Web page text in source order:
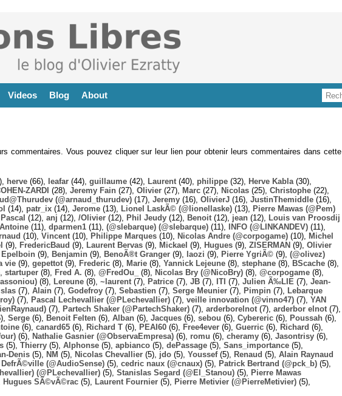
Videos Blog About
commentaires. Vous pouvez cliquer sur leur lien pour obtenir leurs commentaires dans cette
herve (66), leafar (44), guillaume (42), Laurent (40), philippe (32), Herve Kabla (30),
ZARDI (28), Jeremy Fain (27), Olivier (27), Marc (27), Nicolas (25), Christophe (22),
(@arnaud_thurudev) (17), Jeremy (16), OlivierJ (16), JustinThemiddle (16),
(14), patr_ix (14), Jerome (13), Lionel LaskÃ© (@lionellaske) (13),
Pierre Mawas (@Pem)
Pascal (12), anj (12), /Olivier (12), Phil Jeudy (12), Benoit (12), jean (12),
Louis van Proosdij
(11), dparmen1 (11), (@slebarque) (@slebarque) (11), INFO (@LINKANDEV) (11),
(10), Vincent (10), Philippe Marques (10), Nicolas Andre (@corpogame) (10),
Michel
(9), FredericBaud (9), Laurent Bervas (9), Mickael (9), Hugues (9), ZISERMAN (9), Olivier
Epelboin (9), Benjamin (9), BenoÃ®t Granger (9), laozi (9), Pierre YgriÃ© (9), (@olivez)
vie (9), gepettot (9), Frederic (8), Marie (8), Yannick Lejeune (8), stephane (8), BScache (8),
startuper (8), Fred A. (8), @FredOu_ (8), Nicolas Bry (@NicoBry) (8), @corpogame (8),
(8), Lereune (8), ~laurent (7), Patrice (7), JB (7), ITI (7), Julien Ã‰LIE (7), Jean-
(7), Alain (7), Godefroy (7), Sebastien (7), Serge Meunier (7), Pimpin (7),
Lebarque
(7), Pascal Lechevallier (@PLechevallier) (7), veille innovation (@vinno47) (7), YAN
(7), Partech Shaker (@PartechShaker) (7), arderborelnot (7), arderbor elnot (7),
Serge (6), Benoit Felten (6), Alban (6), Jacques (6), sebou (6), Cybereric (6), Poussah (6),
(6), canard65 (6), Richard T (6), PEAI60 (6), Free4ever (6), Guerric (6), Richard (6),
(6), Nathalie Gasnier (@ObservaEmpresa) (6), romu (6), cheramy (6), Jasontrisy (6),
(5), Thierry (5), Alphonse (5), apbianco (5), dePassage (5), Sans_importance (5),
Denis (5), NM (5), Nicolas Chevallier (5), jdo (5), Youssef(5), Renaud (5), Alain Raynaud
(@AudioSense) (5), cedric naux (@cnaux) (5), Patrick Bertrand (@pck_b) (5),
(@PLechevallier) (5), Stanislas Segard (@El_Stanou) (5),
Pierre Mawas
Hugues SÃ©vÃ©rac (5), Laurent Fournier (5), Pierre Metivier (@PierreMetivier) (5),